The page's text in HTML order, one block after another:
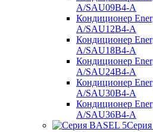
A/SAU09B4-A
Кондиционер
A/SAU12B4-A
Кондиционер
A/SAU18B4-A
Кондиционер
A/SAU24B4-A
Кондиционер
A/SAU30B4-A
Кондиционер
A/SAU36B4-A